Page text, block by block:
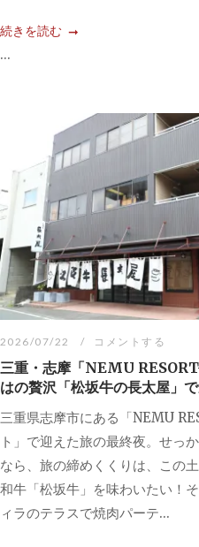
続きを読む
...
2026/07/22 コメントする
三重・志摩「NEMU
はの贅沢「松坂牛の長太屋」
三重県志摩市にある「NEMU
ト」で迎えた旅の最終夜。せっ
なら、旅の締めくくりは、この
和牛「松坂牛」を味わいたい！
ィラのテラスで焼肉パーテ...